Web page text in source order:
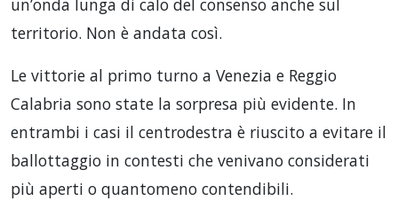
un’onda lunga di calo del consenso anche sul
territorio. Non è andata così.
Le vittorie al primo turno a Venezia e Reggio
Calabria sono state la sorpresa più evidente. In
entrambi i casi il centrodestra è riuscito a evitare il
ballottaggio in contesti che venivano considerati
più aperti o quantomeno contendibili.